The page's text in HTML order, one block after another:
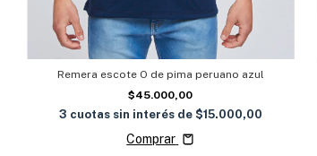
Remera escote O de pima peruano azul
$45.000,00
3 cuotas sin interés de $15.000,00
Comprar